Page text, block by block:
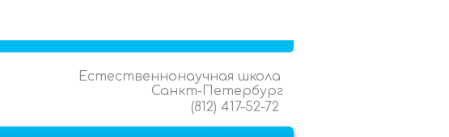
Естественнонаучная школа
Санкт-Петербург
(812) 417-52-72